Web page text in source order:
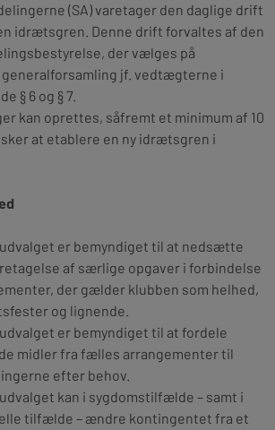
(SA) varetager den daglige drift
idrætsgren. Denne drift forvaltes af den
der vælges på
jf. vedtægterne i
§ 6 og § 7.
kan oprettes, såfremt et minimum af 10
at etablere en ny idrætsgren i
er bemyndiget til at nedsætte
af særlige opgaver i forbindelse
der gælder klubben som helhed,
og lignende.
er bemyndiget til at fordele
midler fra fælles arrangementer til
efter behov.
kan i sygdomstilfælde – samt i
tilfælde – ændre kontingentet fra et